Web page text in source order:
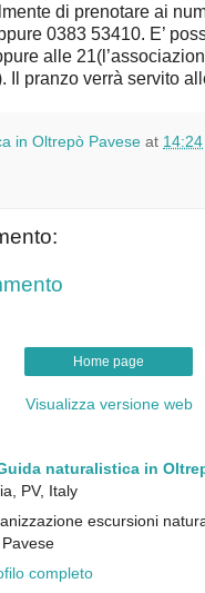
di prenotare ai
0383 53410. E’
alle
Il pranzo verrà servito
in Oltrepò Pavese at 14:24
Home page
Visualizza versione web
naturalistica in
PV, Italy
escursioni
completo